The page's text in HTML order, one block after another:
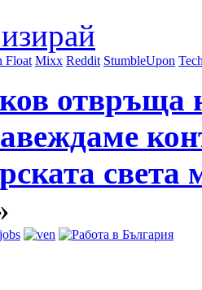
Float Mixx Reddit StumbleUpon
отвръща